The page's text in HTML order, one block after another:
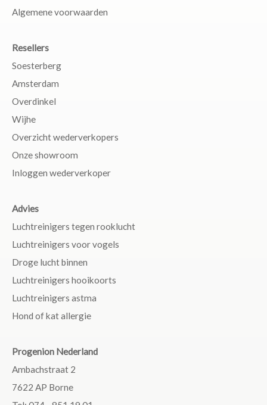
Algemene voorwaarden
Resellers
Soesterberg
Amsterdam
Overdinkel
Wijhe
Overzicht wederverkopers
Onze showroom
Inloggen wederverkoper
Advies
Luchtreinigers tegen rooklucht
Luchtreinigers voor vogels
Droge lucht binnen
Luchtreinigers hooikoorts
Luchtreinigers astma
Hond of kat allergie
Progenion Nederland
Ambachstraat 2
7622 AP Borne